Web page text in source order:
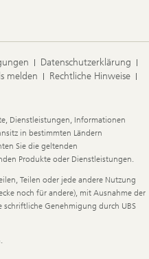
Datenschutzerklärung
melden
Rechtliche Hinweise
Dienstleistungen, Informationen
in bestimmten Ländern
Sie die geltenden
Produkte oder Dienstleistungen.
Teilen oder jede andere Nutzung
noch für andere), mit Ausnahme der
Genehmigung durch UBS